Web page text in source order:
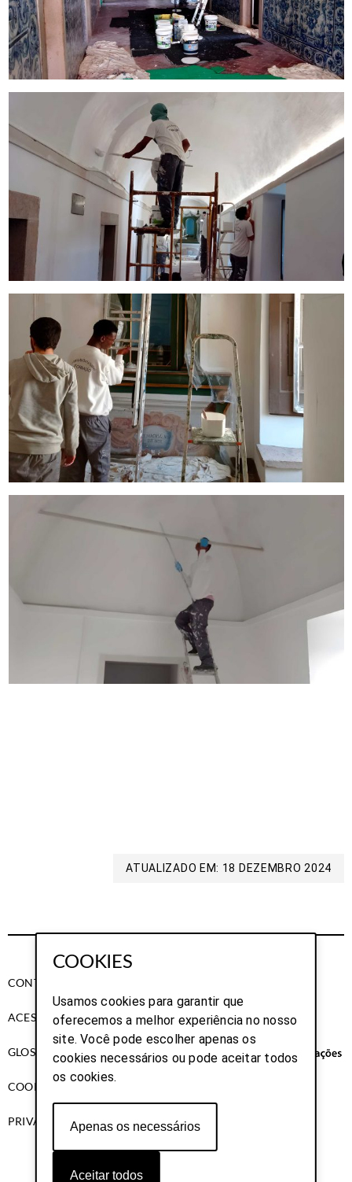
COOKIES
Usamos cookies para garantir que
oferecemos a melhor experiência no nosso
site. Você pode escolher apenas os
cookies necessários ou pode aceitar todos
os cookies.
Apenas os necessários
Aceitar todos
ATUALIZADO EM: 18 DEZEMBRO 2024
CONTACTOS
ACESSIBILIDADE
GLOSSÁRIO
COOKIES
PRIVACIDADE